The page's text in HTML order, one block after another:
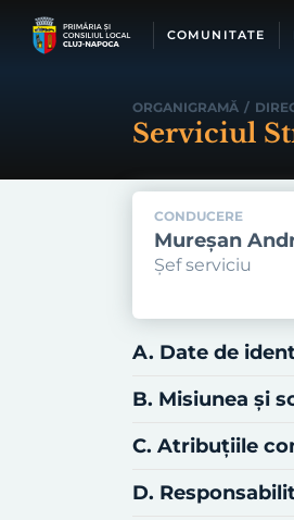
COMUNITATE
ORGANIGRAMĂ /
Serviciul
CONDUCERE
Mureșan
Șef serviciu
A. Date de
B. Misiunea şi
C. Atribuţiile
D.